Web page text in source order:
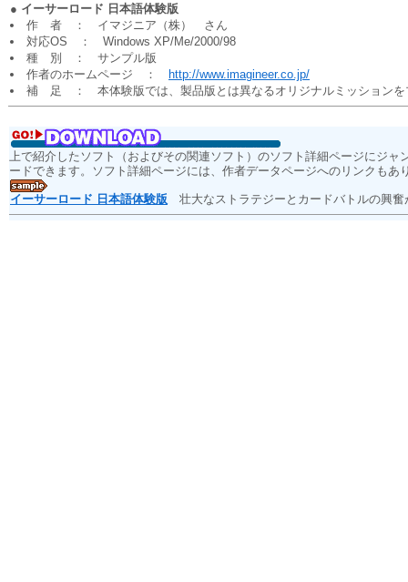
● イーサーロード 日本語体験版
作 者 ： イマジニア（株） さん
対応OS ： Windows XP/Me/2000/98
種 別 ： サンプル版
作者のホームページ ：
http://www.imagineer.co.jp/
補 足 ： 本体験版では、製品版とは異なるオリジナルミッションを
上で紹介したソフト（およびその関連ソフト）のソフト詳細ページにジ
ードできます。ソフト詳細ページには、作者データページへのリンクもあ
イーサーロード 日本語体験版 壮大なストラテジーとカードバトルの興